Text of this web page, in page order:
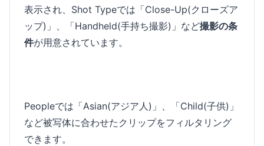
表示され、Shot Typeでは「Close-Up(クローズア
ップ)」、「Handheld(手持ち撮影)」など撮影の条
件が用意されています。
Peopleでは「Asian(アジア人)」、「Child(子供)」
など被写体に合わせたクリップをフィルタリング
できます。